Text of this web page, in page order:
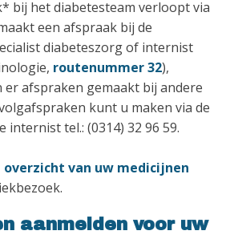
bij het diabetesteam verloopt via
een afspraak bij de
diabeteszorg of internist
routenummer 32),
afspraken gemaakt bij andere
kunt u maken via de
internist tel.: (0314) 32 96 59.
overzicht van uw medicijnen
aanmelden voor uw